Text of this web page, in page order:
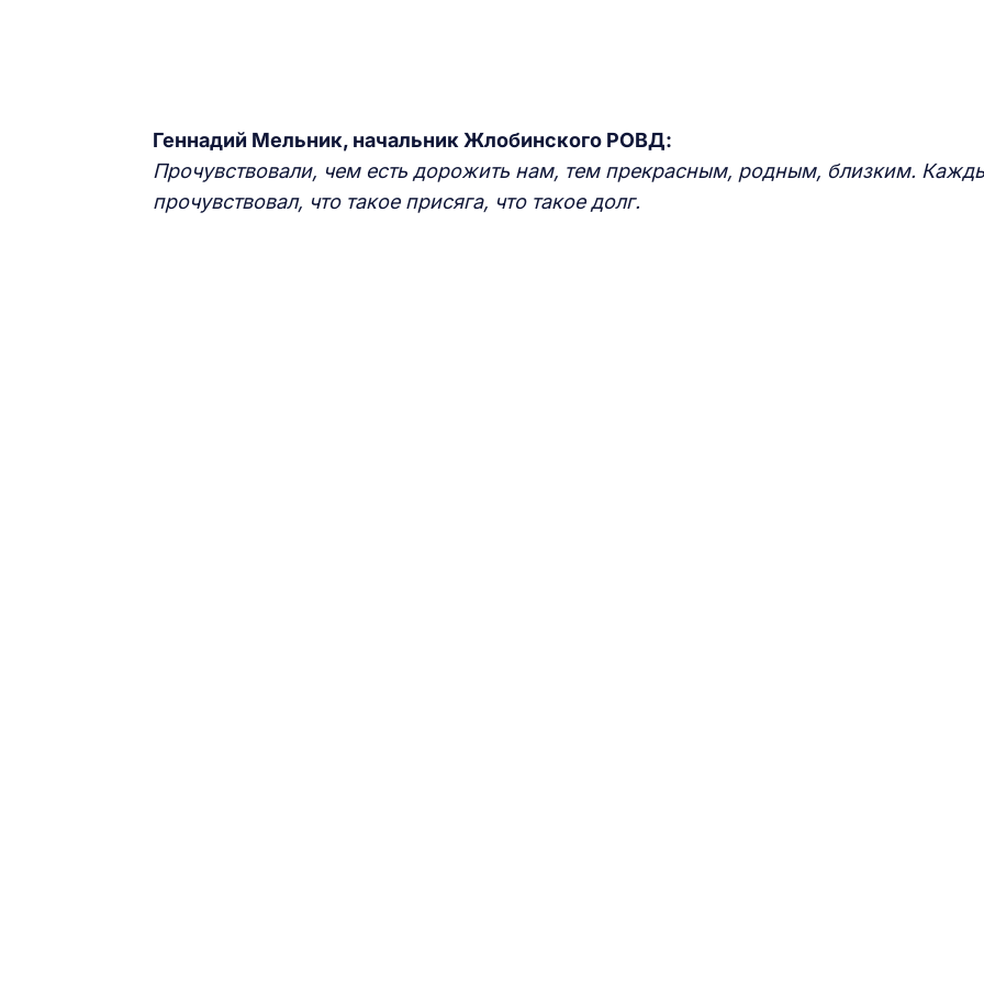
Геннадий Мельник, начальник Жлобинского РОВД:
Прочувствовали, чем есть дорожить нам, тем прекрасным, родным, близким.
прочувствовал, что такое присяга, что такое долг.